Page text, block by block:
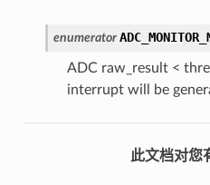
enumerator
ADC raw_result <
interrupt will be
此文档对您